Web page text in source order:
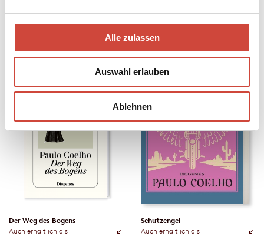
Alle zulassen
Auswahl erlauben
Ablehnen
Der Weg des Bogens
Auch erhältlich als
Schutzengel
Auch erhältlich als